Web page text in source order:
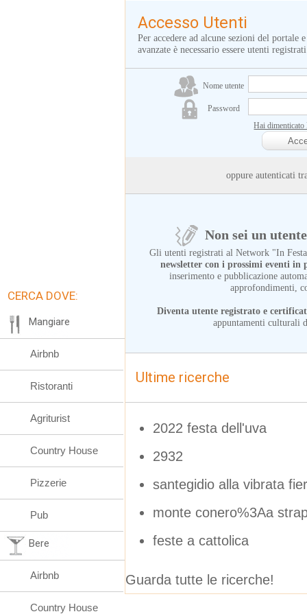
Accesso Utenti
Per accedere ad alcune sezioni del portale
avanzate è necessario essere utenti registrati
Nome utente
Password
Hai dimenticato
oppure autenticati
Non sei un
Gli utenti registrati al Network "In
newsletter con i prossimi eventi in
inserimento e pubblicazione
approfondimenti,
Diventa utente registrato e
appuntamenti culturali
Ultime ricerche
2022 festa dell'uva
2932
santegidio alla vibrata
monte conero%3Aa
feste a cattolica
Guarda tutte le ricerche!
CERCA DOVE:
Mangiare
Airbnb
Ristoranti
Agriturist
Country House
Pizzerie
Pub
Bere
Airbnb
Country House